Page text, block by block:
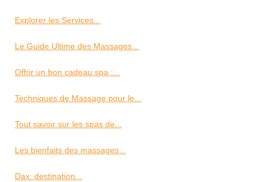
Explorer les Services...
Le Guide Ultime des Massages...
Offrir un bon cadeau spa :...
Techniques de Massage pour le...
Tout savoir sur les spas de...
Les bienfaits des massages...
Dax: destination...